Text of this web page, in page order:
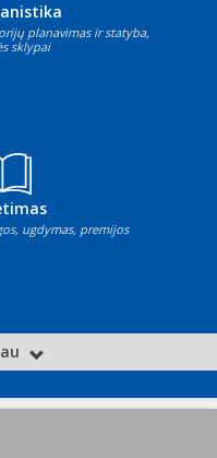
planavimas ir statyba,
sklypai
ugdymas, premijos